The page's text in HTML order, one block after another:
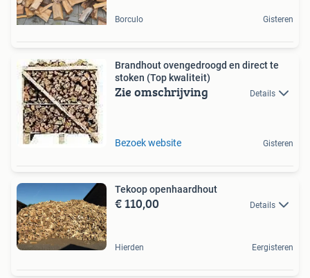
Borculo Gisteren
Brandhout ovengedroogd en direct te
stoken (Top kwaliteit)
Zie omschrijving Details
Bezoek website Gisteren
Tekoop openhaardhout
€ 110,00 Details
Hierden Eergisteren